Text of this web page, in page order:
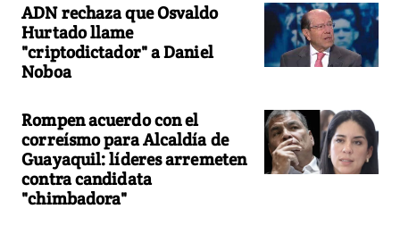
ADN rechaza que Osvaldo
Hurtado llame
"criptodictador" a Daniel
Noboa
Rompen acuerdo con el
correísmo para Alcaldía de
Guayaquil: líderes arremeten
contra candidata
"chimbadora"